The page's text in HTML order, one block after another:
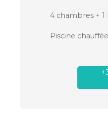
4 chambres + 1
Piscine chauffée